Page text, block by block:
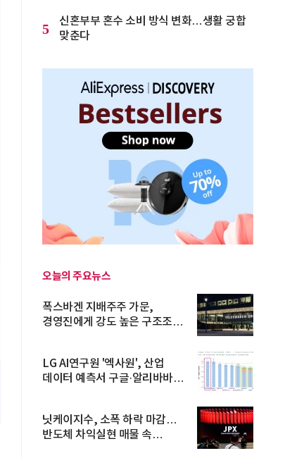
5
신혼부부 혼수 소비 방식 변화…생활 궁합
맞춘다
오늘의 주요뉴스
폭스바겐 지배주주 가문,
경영진에게 강도 높은 구조조정
LG AI연구원 '엑사원', 산업
데이터 예측서 구글·알리바바
닛케이지수, 소폭 하락 마감…
반도체 차익실현 매물 속